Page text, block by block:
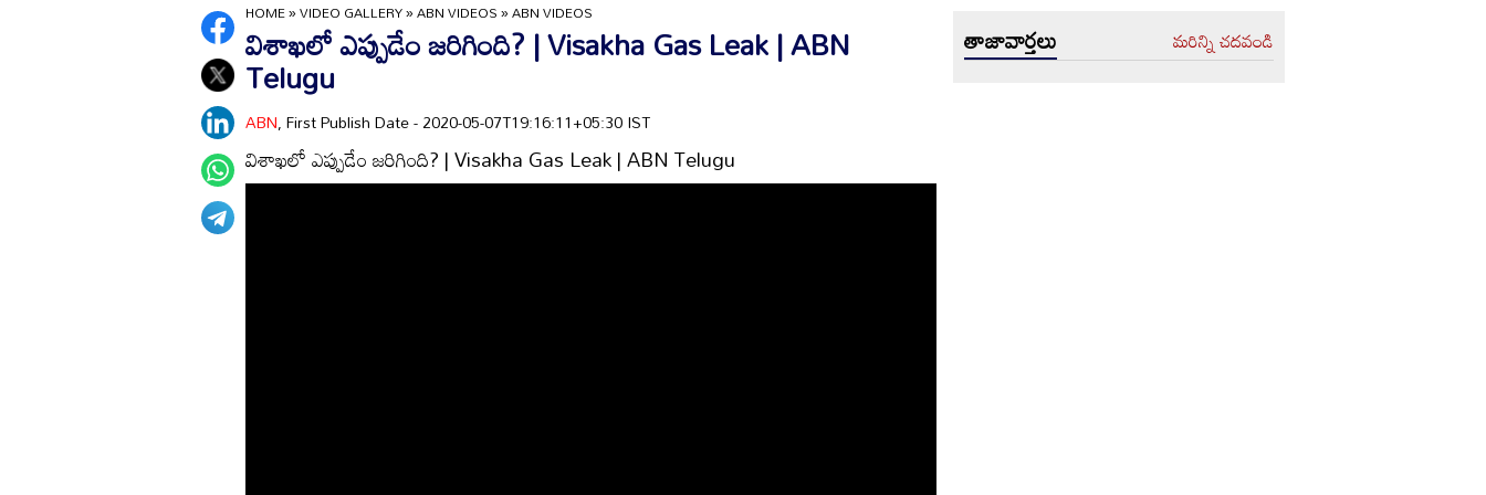
HOME»VIDEO GALLERY»ABN VIDEOS»ABN VIDEOS
విశాఖలో ఎప్పుడేం జరిగింది? | Visakha Gas Leak | ABN
Telugu
ABN, First Publish Date - 2020-05-07T19:16:11+05:30 IST
విశాఖలో ఎప్పుడేం జరిగింది? | Visakha Gas Leak | ABN Telugu
తాజావార్తలు మరిన్ని చదవండి